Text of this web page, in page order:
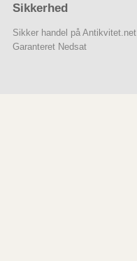
Sikkerhed
Sikker handel på Antikvitet.net
Garanteret Nedsat